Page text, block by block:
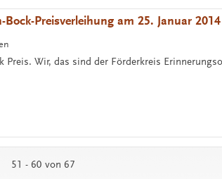
Preisverleihung am 25. Januar 2014
Preis. Wir, das sind der Förderkreis
51 - 60 von 67